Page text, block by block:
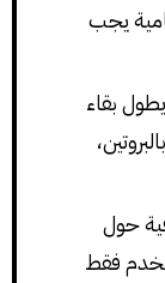
يجب
بقاء
حول
فقط